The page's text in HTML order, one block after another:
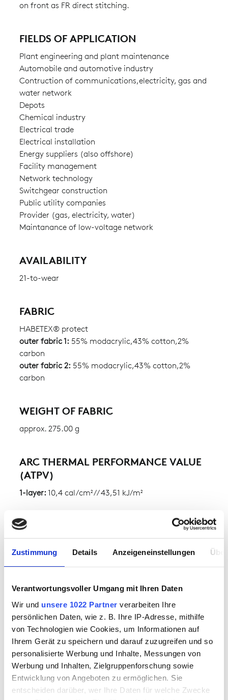
Zustimmung Details Anzeigeneinstellungen
Verantwortungsvoller Umgang mit Ihren Daten
Wir und unsere 1022 Partner verarbeiten Ihre
persönlichen Daten, wie z. B. Ihre IP-Adresse, mithilfe
von Technologien wie Cookies, um Informationen auf
Ihrem Gerät zu speichern und darauf zuzugreifen und so
personalisierte Werbung und Inhalte, Messungen von
Werbung und Inhalten, Zielgruppenforschung sowie
Entwicklung von Angeboten zu ermöglichen. Sie
entscheiden darüber, wer Ihre Daten für welche Zwecke
on front as FR direct stitching.
FIELDS OF APPLICATION
Plant engineering and plant maintenance
Automobile and automotive industry
Contruction of communications,electricity, gas and
water network
Depots
Chemical industry
Electrical trade
Electrical installation
Energy suppliers (also offshore)
Facility management
Network technology
Switchgear construction
Public utility companies
Provider (gas, electricity, water)
Maintanance of low-voltage network
AVAILABILITY
21-to-wear
FABRIC
HABETEX® protect
outer fabric 1: 55% modacrylic,43% cotton,2%
carbon
outer fabric 2: 55% modacrylic,43% cotton,2%
carbon
WEIGHT OF FABRIC
approx. 275.00 g
ARC THERMAL PERFORMANCE VALUE
(ATPV)
1-layer: 10,4 cal/cm² // 43,51 kJ/m²
HEAT ATTENUATION FACTOR (HAF)
Declaration of conformity for colour
2188
SPECIAL FEATURES